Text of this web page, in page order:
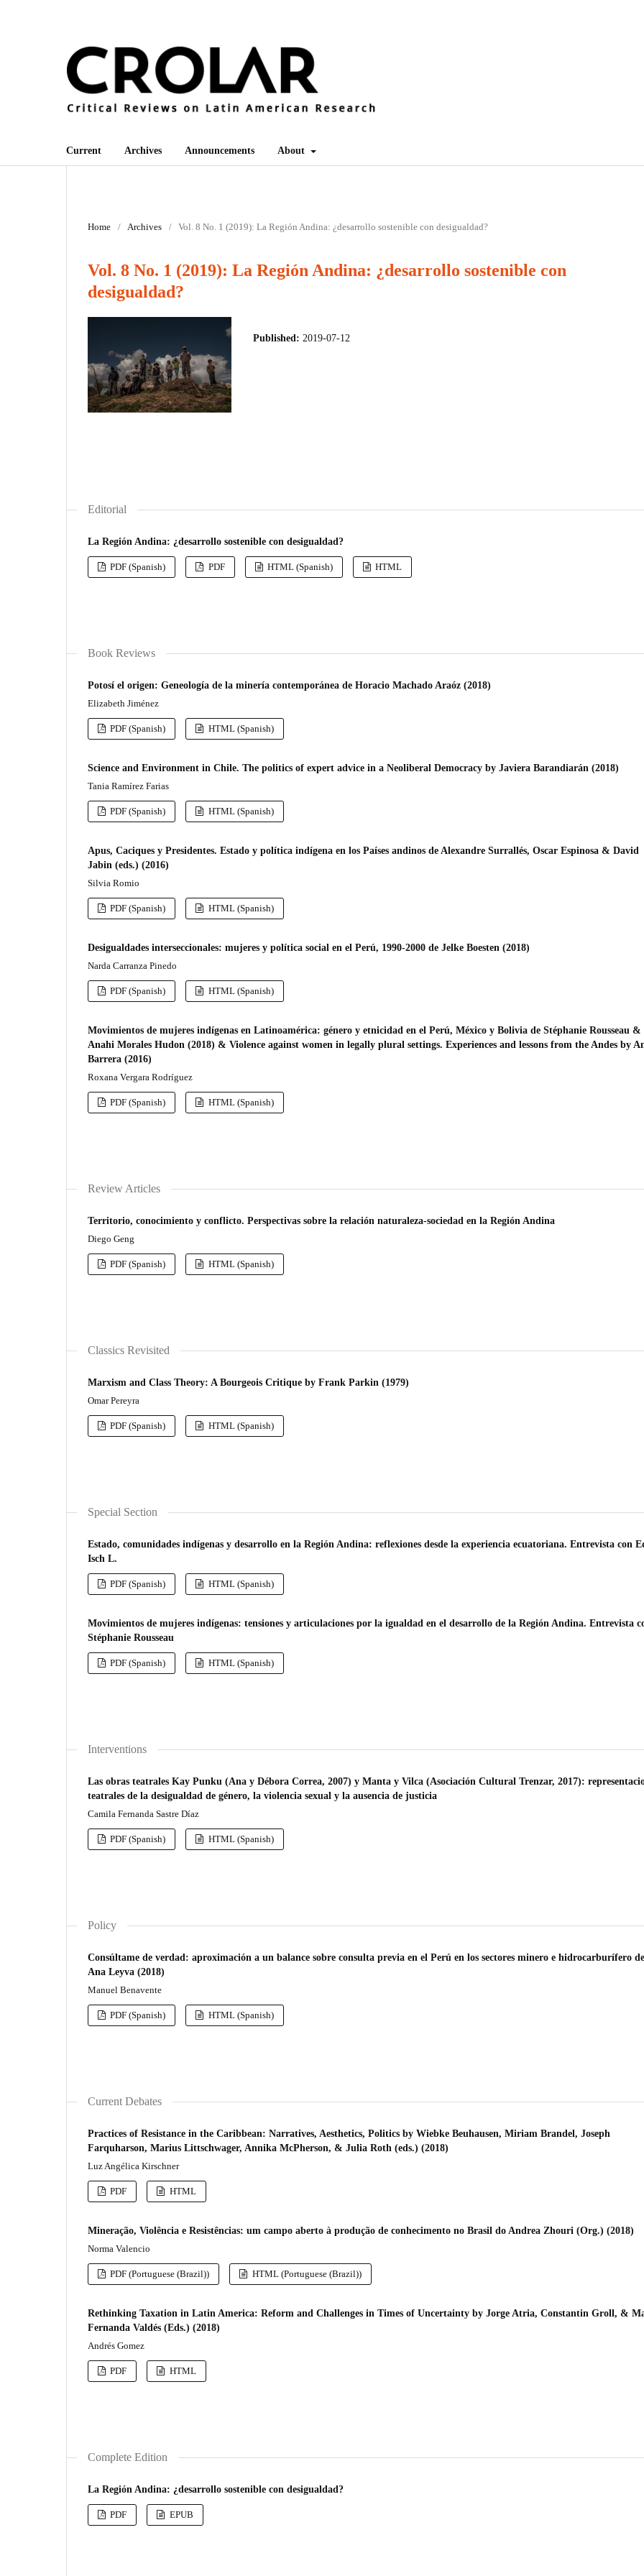
Current Archives Announcements About
Home / Archives / Vol. 8 No. 1 (2019): La Región Andina: ¿desarrollo sostenible con desigualdad?
Vol. 8 No. 1 (2019): La Región Andina: ¿desarrollo sostenible con
desigualdad?
Published: 2019-07-12
Editorial
La Región Andina: ¿desarrollo sostenible con desigualdad?
PDF (Spanish) PDF HTML (Spanish) HTML
Book Reviews
Potosí el origen: Geneología de la minería contemporánea de Horacio Machado Araóz (2018)
Elizabeth Jiménez
PDF (Spanish) HTML (Spanish)
Science and Environment in Chile. The politics of expert advice in a Neoliberal Democracy by Javiera Barandiarán (2018)
Tania Ramírez Farias
PDF (Spanish) HTML (Spanish)
Apus, Caciques y Presidentes. Estado y política indígena en los Países andinos de Alexandre Surrallés, Oscar Espinosa & David
Jabin (eds.) (2016)
Silvia Romio
PDF (Spanish) HTML (Spanish)
Desigualdades interseccionales: mujeres y política social en el Perú, 1990-2000 de Jelke Boesten (2018)
Narda Carranza Pinedo
PDF (Spanish) HTML (Spanish)
Movimientos de mujeres indígenas en Latinoamérica: género y etnicidad en el Perú, México y Bolivia de Stéphanie Rousseau &
Anahi Morales Hudon (2018) & Violence against women in legally plural settings. Experiences and lessons from the Andes by
Barrera (2016)
Roxana Vergara Rodríguez
PDF (Spanish) HTML (Spanish)
Review Articles
Territorio, conocimiento y conflicto. Perspectivas sobre la relación naturaleza-sociedad en la Región Andina
Diego Geng
PDF (Spanish) HTML (Spanish)
Classics Revisited
Marxism and Class Theory: A Bourgeois Critique by Frank Parkin (1979)
Omar Pereyra
PDF (Spanish) HTML (Spanish)
Special Section
Estado, comunidades indígenas y desarrollo en la Región Andina: reflexiones desde la experiencia ecuatoriana. Entrevista con
Isch L.
PDF (Spanish) HTML (Spanish)
Movimientos de mujeres indígenas: tensiones y articulaciones por la igualdad en el desarrollo de la Región Andina. Entrevista
Stéphanie Rousseau
PDF (Spanish) HTML (Spanish)
Interventions
Las obras teatrales Kay Punku (Ana y Débora Correa, 2007) y Manta y Vilca (Asociación Cultural Trenzar, 2017):
teatrales de la desigualdad de género, la violencia sexual y la ausencia de justicia
Camila Fernanda Sastre Díaz
PDF (Spanish) HTML (Spanish)
Policy
Consúltame de verdad: aproximación a un balance sobre consulta previa en el Perú en los sectores minero e hidrocarburífero de
Ana Leyva (2018)
Manuel Benavente
PDF (Spanish) HTML (Spanish)
Current Debates
Practices of Resistance in the Caribbean: Narratives, Aesthetics, Politics by Wiebke Beuhausen, Miriam Brandel, Joseph
Farquharson, Marius Littschwager, Annika McPherson, & Julia Roth (eds.) (2018)
Luz Angélica Kirschner
PDF HTML
Mineração, Violência e Resistências: um campo aberto à produção de conhecimento no Brasil do Andrea Zhouri (Org.) (2018)
Norma Valencio
PDF (Portuguese (Brazil)) HTML (Portuguese (Brazil))
Rethinking Taxation in Latin America: Reform and Challenges in Times of Uncertainty by Jorge Atria, Constantin Groll, &
Fernanda Valdés (Eds.) (2018)
Andrés Gomez
PDF HTML
Complete Edition
La Región Andina: ¿desarrollo sostenible con desigualdad?
PDF EPUB